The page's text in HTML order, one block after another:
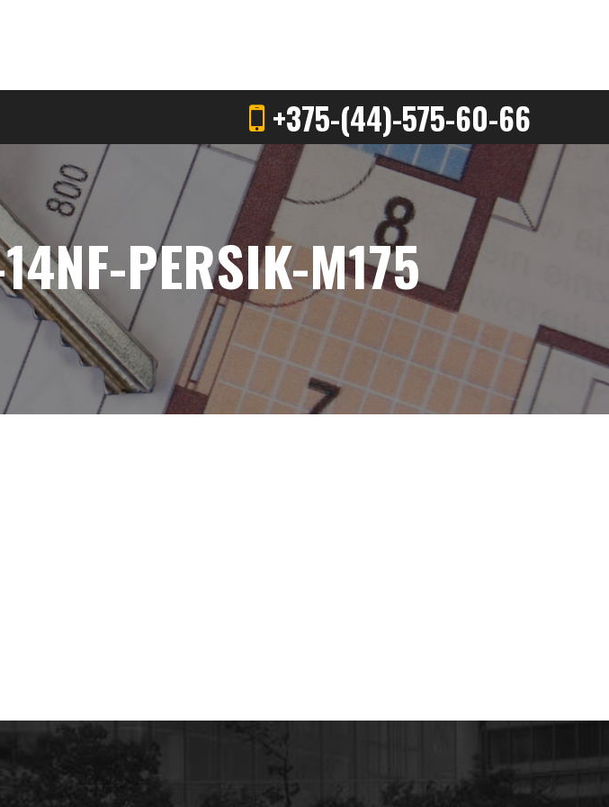
+375-(44)-575-60-66
PERSIK-M175